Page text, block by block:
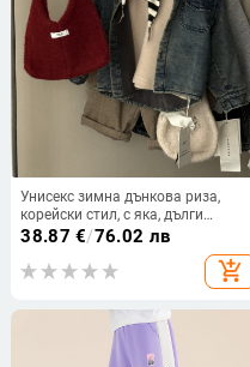
Унисекс зимна дънкова риза,
корейски стил, с яка, дълги
ръкави, 95% памук, мека
повърхност, плътна материя, за
деца 1–3 години
38.87 €/76.02 лв
add_shopping_cart